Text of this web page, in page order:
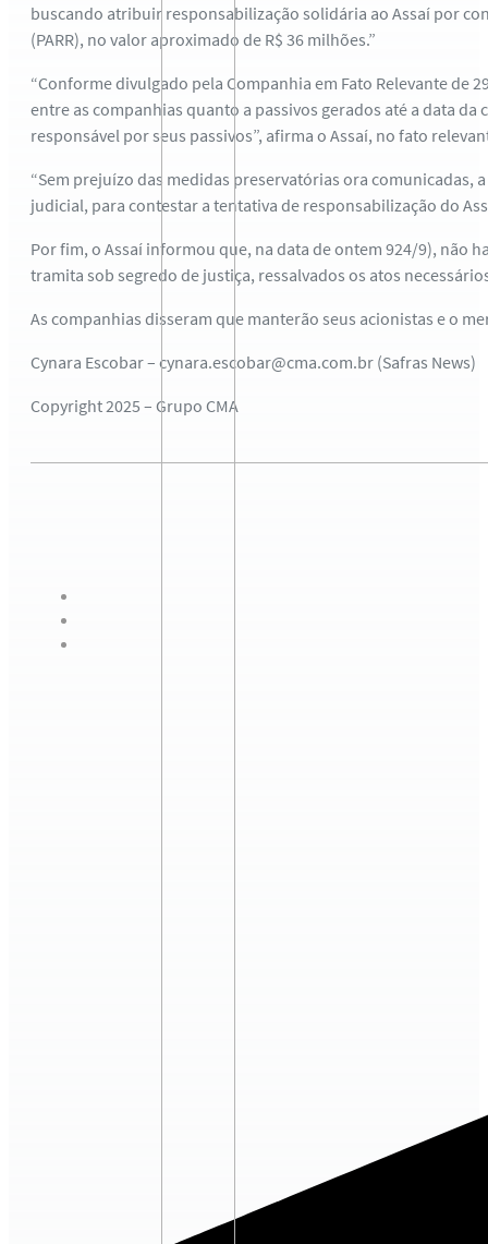
buscando atribuir responsabilização solidária ao Assaí por
(PARR), no valor aproximado de R$ 36 milhões.”
“Conforme divulgado pela Companhia em Fato Relevante de
entre as companhias quanto a passivos gerados até a data
responsável por seus passivos”, afirma o Assaí, no fato
“Sem prejuízo das medidas preservatórias ora
judicial, para contestar a tentativa de responsabilização do
Por fim, o Assaí informou que, na data de ontem 924/9), não
tramita sob segredo de justiça, ressalvados os atos
As companhias disseram que manterão seus acionistas e o
Cynara Escobar – cynara.escobar@cma.com.br (Safras News)
Copyright 2025 – Grupo CMA